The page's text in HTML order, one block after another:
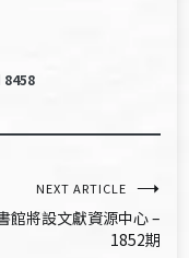
8458
NEXT ARTICLE
館將設文獻資源中心 –
1852期